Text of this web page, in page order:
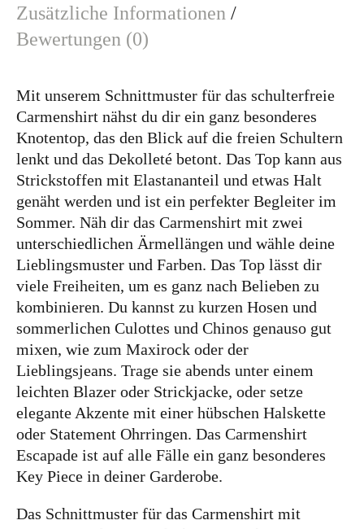
Zusätzliche Informationen
Bewertungen (0)
Mit unserem Schnittmuster für das schulterfreie
Carmenshirt nähst du dir ein ganz besonderes
Knotentop, das den Blick auf die freien Schultern
lenkt und das Dekolleté betont. Das Top kann aus
Strickstoffen mit Elastananteil und etwas Halt
genäht werden und ist ein perfekter Begleiter im
Sommer. Näh dir das Carmenshirt mit zwei
unterschiedlichen Ärmellängen und wähle deine
Lieblingsmuster und Farben. Das Top lässt dir
viele Freiheiten, um es ganz nach Belieben zu
kombinieren. Du kannst zu kurzen Hosen und
sommerlichen Culottes und Chinos genauso gut
mixen, wie zum Maxirock oder der
Lieblingsjeans. Trage sie abends unter einem
leichten Blazer oder Strickjacke, oder setze
elegante Akzente mit einer hübschen Halskette
oder Statement Ohrringen. Das Carmenshirt
Escapade ist auf alle Fälle ein ganz besonderes
Key Piece in deiner Garderobe.
Das Schnittmuster für das Carmenshirt mit